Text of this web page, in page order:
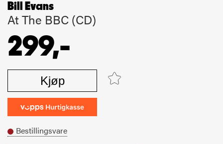
Bill Evans
At The BBC (CD)
299,-
Kjøp
Bestillingsvare